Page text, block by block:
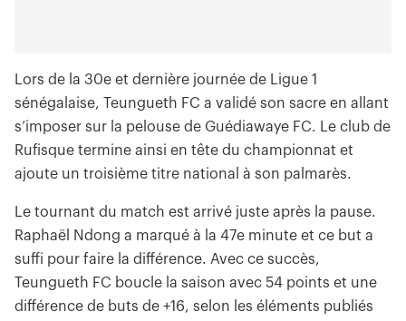
Lors de la 30e et dernière journée de Ligue 1
sénégalaise, Teungueth FC a validé son sacre en allant
s’imposer sur la pelouse de Guédiawaye FC. Le club de
Rufisque termine ainsi en tête du championnat et
ajoute un troisième titre national à son palmarès.
Le tournant du match est arrivé juste après la pause.
Raphaël Ndong a marqué à la 47e minute et ce but a
suffi pour faire la différence. Avec ce succès,
Teungueth FC boucle la saison avec 54 points et une
différence de buts de +16, selon les éléments publiés